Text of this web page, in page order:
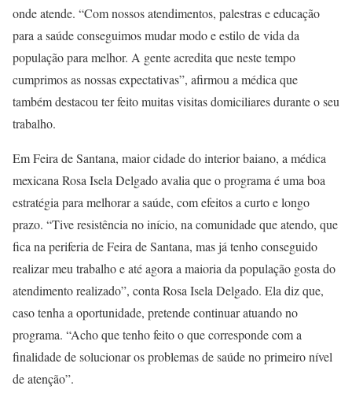
onde atende. “Com nossos atendimentos, palestras e educação
para a saúde conseguimos mudar modo e estilo de vida da
população para melhor. A gente acredita que neste tempo
cumprimos as nossas expectativas”, afirmou a médica que
também destacou ter feito muitas visitas domiciliares durante o seu
trabalho.
Em Feira de Santana, maior cidade do interior baiano, a médica
mexicana Rosa Isela Delgado avalia que o programa é uma boa
estratégia para melhorar a saúde, com efeitos a curto e longo
prazo. “Tive resistência no início, na comunidade que atendo, que
fica na periferia de Feira de Santana, mas já tenho conseguido
realizar meu trabalho e até agora a maioria da população gosta do
atendimento realizado”, conta Rosa Isela Delgado. Ela diz que,
caso tenha a oportunidade, pretende continuar atuando no
programa. “Acho que tenho feito o que corresponde com a
finalidade de solucionar os problemas de saúde no primeiro nível
de atenção”.